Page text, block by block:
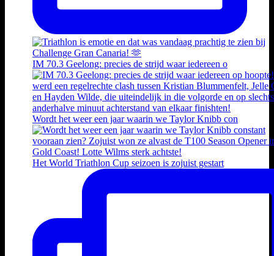
IM 70.3 Geelong: precies de strijd waar iedereen o
Wordt het weer een jaar waarin we Taylor Knibb con
Het World Triathlon Cup seizoen is zojuist gestart